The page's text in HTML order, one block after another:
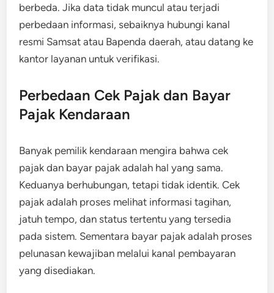
berbeda. Jika data tidak muncul atau terjadi
perbedaan informasi, sebaiknya hubungi kanal
resmi Samsat atau Bapenda daerah, atau datang ke
kantor layanan untuk verifikasi.
Perbedaan Cek Pajak dan Bayar
Pajak Kendaraan
Banyak pemilik kendaraan mengira bahwa cek
pajak dan bayar pajak adalah hal yang sama.
Keduanya berhubungan, tetapi tidak identik. Cek
pajak adalah proses melihat informasi tagihan,
jatuh tempo, dan status tertentu yang tersedia
pada sistem. Sementara bayar pajak adalah proses
pelunasan kewajiban melalui kanal pembayaran
yang disediakan.